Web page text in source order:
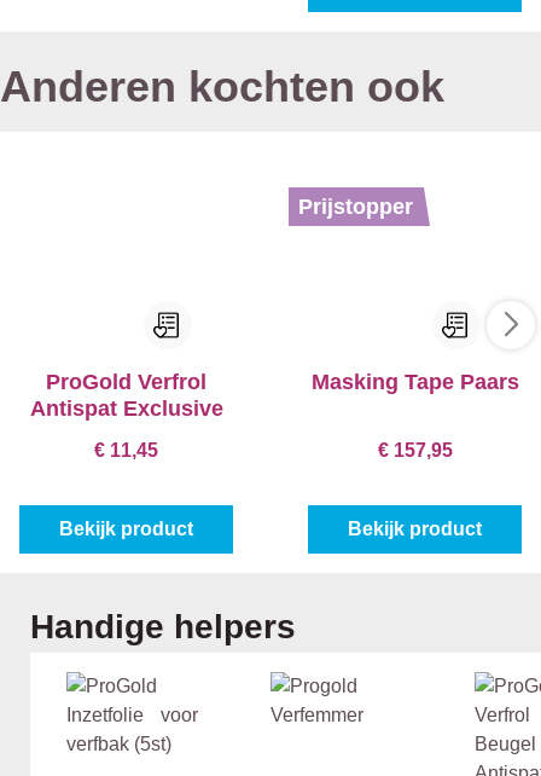
Anderen kochten ook
ProGold Verfrol
Antispat Exclusive
€ 11,45
Bekijk product
Prijstopper
Masking Tape Paars
€ 157,95
Bekijk product
Productgalerij overslaan
Handige helpers